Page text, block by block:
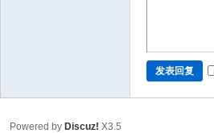
发表回复
Powered by Discuz! X3.5